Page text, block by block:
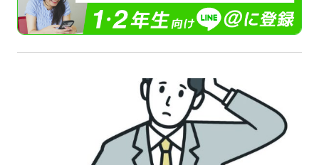
社会人になった今、就活を振り返ってみた
学生就活ブログ 全て見る
企業・業界研究はインタツアー